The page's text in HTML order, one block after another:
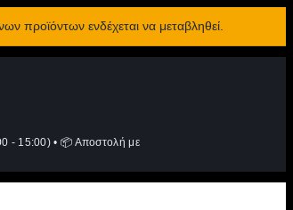
προϊόντων ενδέχεται να μεταβληθεί.
- 15:00) • 📦 Αποστολή με